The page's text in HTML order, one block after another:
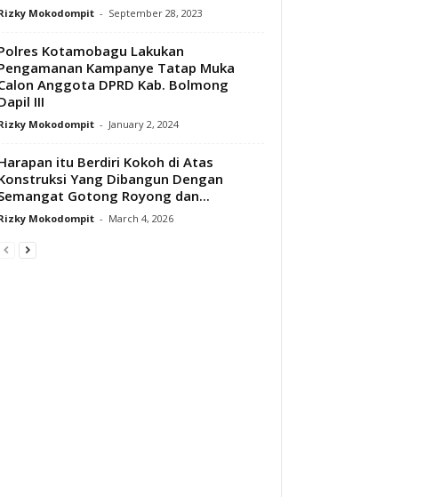
Mokodompit - September 28, 2023
Kotamobagu Lakukan
Kampanye Tatap Muka
Anggota DPRD Kab. Bolmong
III
Mokodompit - January 2, 2024
itu Berdiri Kokoh di Atas
Yang Dibangun Dengan
Gotong Royong dan...
Mokodompit - March 4, 2026